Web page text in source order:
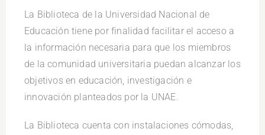
La Biblioteca de la Universidad Nacional de
Educación tiene por finalidad facilitar el acceso a
la información necesaria para que los miembros
de la comunidad universitaria puedan alcanzar los
objetivos en educación, investigación e
innovación planteados por la UNAE.
La Biblioteca cuenta con instalaciones cómodas,